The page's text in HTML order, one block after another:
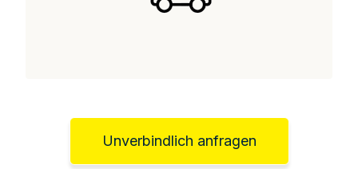
Unverbindlich anfragen